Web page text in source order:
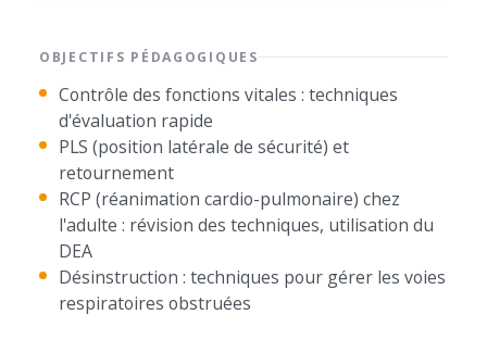
OBJECTIFS PÉDAGOGIQUES
Contrôle des fonctions vitales : techniques
d'évaluation rapide
PLS (position latérale de sécurité) et
retournement
RCP (réanimation cardio-pulmonaire) chez
l'adulte : révision des techniques, utilisation du
DEA
Désinstruction : techniques pour gérer les voies
respiratoires obstruées